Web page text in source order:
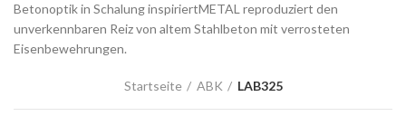
Betonoptik in Schalung inspiriertMETAL reproduziert den
unverkennbaren Reiz von altem Stahlbeton mit verrosteten
Eisenbewehrungen.
Startseite ABK LAB325